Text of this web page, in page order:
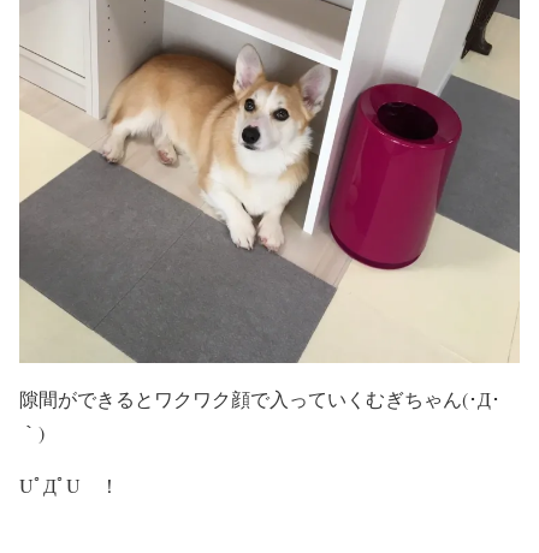
隙間ができるとワクワク顔で入っていくむぎちゃん(･Д･
｀)
UﾟДﾟU ！